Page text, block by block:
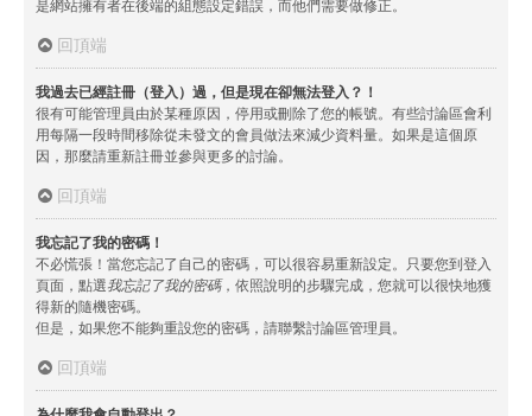
是網站擁有者在後端的組態設定錯誤，而他們需要做修正。
回頂端
我過去已經註冊（登入）過，但是現在卻無法登入？！
很有可能管理員由於某種原因，停用或刪除了您的帳號。有些討論區會利
用每隔一段時間移除從未發文的會員做法來減少資料量。如果是這個原
因，那麼請重新註冊並參與更多的討論。
回頂端
我忘記了我的密碼！
不必慌張！當您忘記了自己的密碼，可以很容易重新設定。只要您到登入
頁面，點選我忘記了我的密碼，依照說明的步驟完成，您就可以很快地獲
得新的隨機密碼。
但是，如果您不能夠重設您的密碼，請聯繫討論區管理員。
回頂端